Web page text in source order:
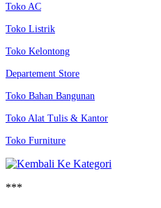
Toko AC
Toko Listrik
Toko Kelontong
Departement Store
Toko Bahan Bangunan
Toko Alat Tulis & Kantor
Toko Furniture
***